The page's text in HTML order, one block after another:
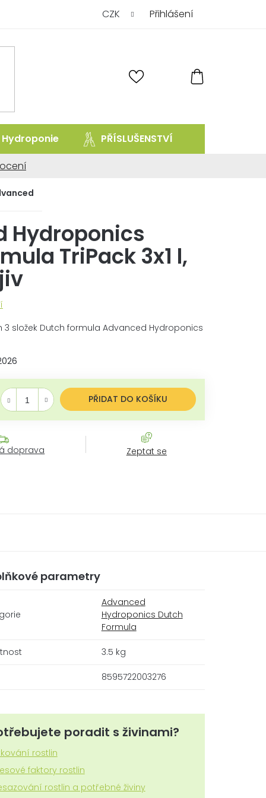
CZK Přihlášení
KOŠÍK
Hydroponie PŘÍSLUŠENSTVÍ
Hydroponics
TriPack 3x1 l,
3 složek Dutch formula Advanced Hydroponics
cena: PŘIDAT DO KOŠÍKU
doprava Zeptat se
parametry
Advanced
Hydroponics Dutch
Formula
3.5 kg
8595722003276
poradit s živinami?
rostlin
faktory rostlin
rostlin a potřebné živiny